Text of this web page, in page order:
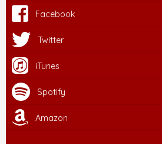
Facebook
Twitter
iTunes
Spotify
Amazon